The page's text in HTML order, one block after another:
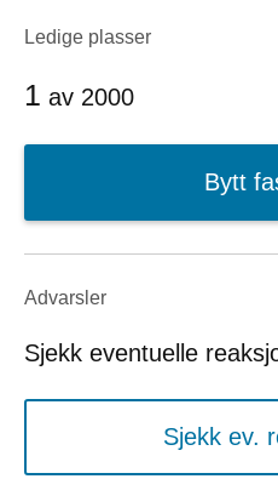
Ledige plasser
1 av 2000
Bytt
Advarsler
Sjekk eventuelle
Sjekk ev.